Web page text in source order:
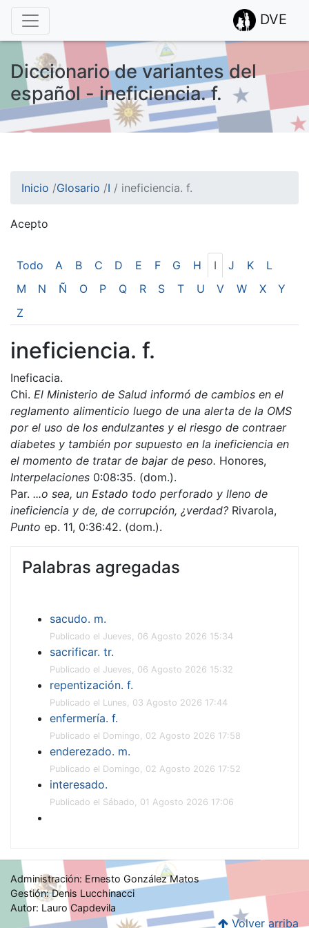
DVE
Diccionario de variantes del
español - ineficiencia. f.
Inicio /Glosario /I / ineficiencia. f.
Acepto
Esto nos ayuda a recolectar estadísticas de las visitas.
Todo A B C D E F G H I J K
L
M
N Ñ O P Q R S T U V W X
Y
Z
ineficiencia. f.
Ineficacia.
Chi. El Ministerio de Salud informó de cambios en el
reglamento alimenticio luego de una alerta de la OMS
por el uso de los endulzantes y el riesgo de contraer
diabetes y también por supuesto en la ineficiencia en
el momento de tratar de bajar de peso. Honores,
Interpelaciones 0:08:35. (dom.).
Par. ...o sea, un Estado todo perforado y lleno de
ineficiencia y de, de corrupción, ¿verdad? Rivarola,
Punto ep. 11, 0:36:42. (dom.).
Palabras agregadas
sacudo. m.
Publicado el Jueves, 06 Agosto 2026 15:34
sacrificar. tr.
Publicado el Jueves, 06 Agosto 2026 15:32
repentización. f.
Publicado el Lunes, 03 Agosto 2026 17:44
enfermería. f.
Publicado el Domingo, 02 Agosto 2026 17:58
enderezado. m.
Publicado el Domingo, 02 Agosto 2026 17:52
interesado.
Publicado el Sábado, 01 Agosto 2026 17:06
Administración: Ernesto González Matos
Gestión: Denis Lucchinacci
Autor: Lauro Capdevila
Volver arriba